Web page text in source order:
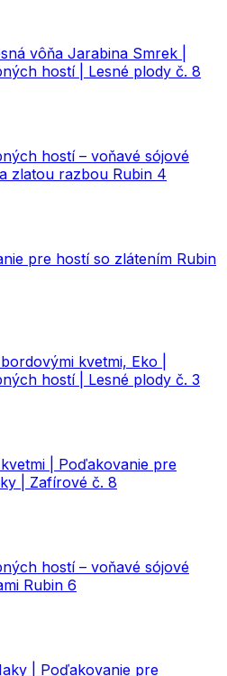
vôňa Jarabina Smrek |
hostí | Lesné plody č. 8
hostí – voňavé sójové
zlatou razbou Rubin 4
pre hostí so zlátením Rubin
kvetmi, Eko |
hostí | Lesné plody č. 3
| Poďakovanie pre
| Zafírové č. 8
hostí – voňavé sójové
Rubin 6
| Poďakovanie pre